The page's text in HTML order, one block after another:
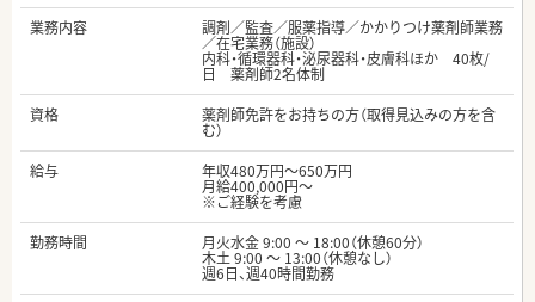
業務内容
調剤／監査／服薬指導／かかりつけ薬剤師業務
／在宅業務（施設）
内科・循環器科・泌尿器科・皮膚科ほか 40枚/
日 薬剤師2名体制
資格
薬剤師免許をお持ちの方（取得見込みの方を含
む）
給与
年収480万円～650万円
月給400,000円～
※ご経験を考慮
勤務時間
月火水金 9:00 ～ 18:00（休憩60分）
木土 9:00 ～ 13:00（休憩なし）
週6日、週40時間勤務